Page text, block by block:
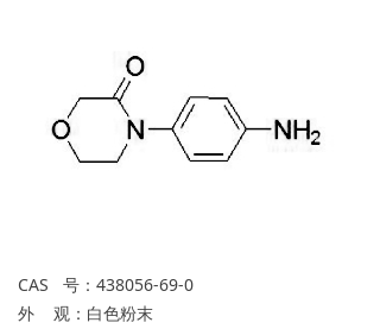
CAS 号：438056-69-0
外 观：白色粉末